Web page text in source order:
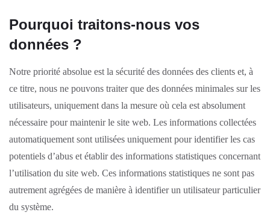
Pourquoi traitons-nous vos
données ?
Notre priorité absolue est la sécurité des données des clients et, à
ce titre, nous ne pouvons traiter que des données minimales sur les
utilisateurs, uniquement dans la mesure où cela est absolument
nécessaire pour maintenir le site web. Les informations collectées
automatiquement sont utilisées uniquement pour identifier les cas
potentiels d’abus et établir des informations statistiques concernant
l’utilisation du site web. Ces informations statistiques ne sont pas
autrement agrégées de manière à identifier un utilisateur particulier
du système.